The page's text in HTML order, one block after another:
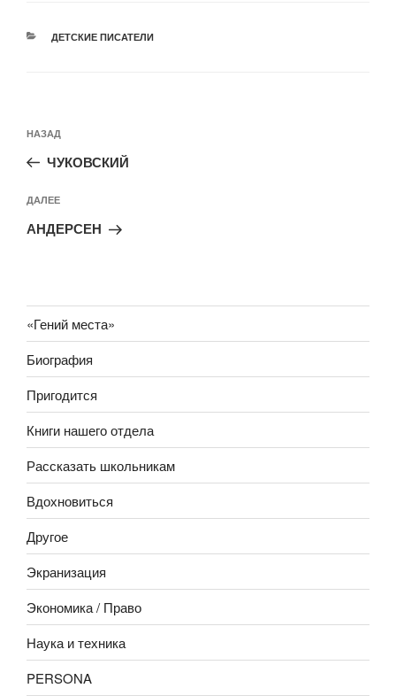
РУБРИКИ
ДЕТСКИЕ ПИСАТЕЛИ
по
записям
Предыдущая
запись:
НАЗАД
ЧУКОВСКИЙ
Следующая
запись
ДАЛЕЕ
АНДЕРСЕН
«Гений места»
Биография
Пригодится
Книги нашего отдела
Рассказать школьникам
Вдохновиться
Другое
Экранизация
Экономика / Право
Наука и техника
PERSONA